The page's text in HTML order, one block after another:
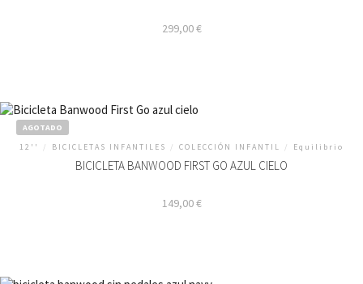
299,00€
AGOTADO
12''
/ BICICLETAS INFANTILES / COLECCIÓN INFANTIL / Equilibrio
BICICLETA BANWOOD FIRST GO AZUL CIELO
149,00€